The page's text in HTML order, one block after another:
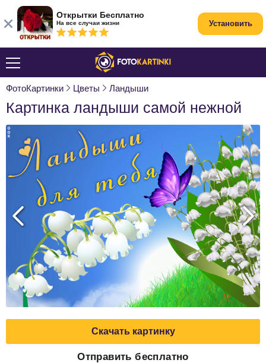
ФотоКартинки Цветы Ландыши
Картинка ландыши самой нежной
Скачать картинку
Отправить бесплатно
Открытки Бесплатно
На все случаи жизни Установить